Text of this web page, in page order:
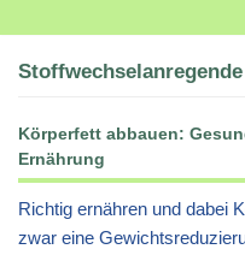
Körperfett abbauen:
Ernährung
Richtig ernähren und dabei
zwar eine